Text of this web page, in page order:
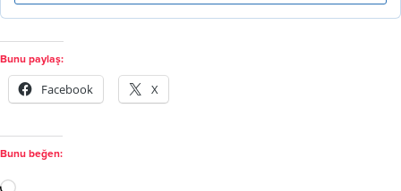
Bunu paylaş:
Facebook X
Bunu beğen: